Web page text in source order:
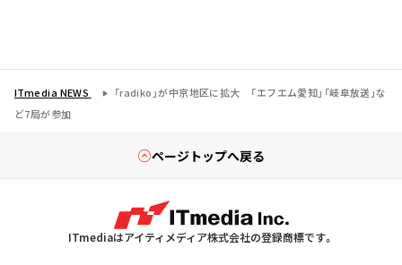
ITmedia NEWS
「radiko」が中京地区に拡大 「エフエム愛知」「岐阜放送」な
ど7局が参加
ページトップへ戻る
ITmediaはアイティメディア株式会社の登録商標です。